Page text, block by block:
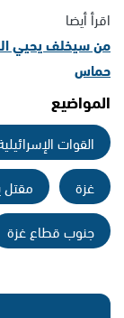
اقرأ أيضا
من سيخلف يحيي
حماس
المواضيع
القوات
غزة
مقتل
جنوب قطاع غزة